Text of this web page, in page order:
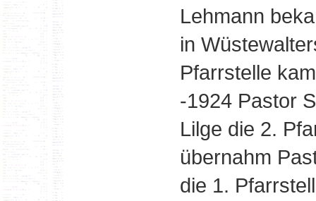
Lehmann
in
Pfarrstelle
-1924 Pastor
Lilge die 2.
übernahm
die 1.